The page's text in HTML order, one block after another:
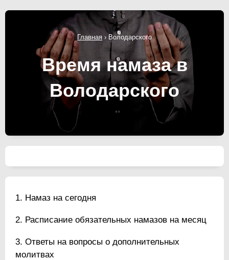
Главная › Володарского
Время намаза в
Володарского
Намаз на сегодня
Расписание обязательных намазов на месяц
Ответы на вопросы о дополнительных
молитвах